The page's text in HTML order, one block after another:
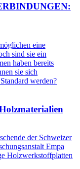
eine
sind sie ein
haben bereits
sie sich
werden?
der Schweizer
Empa
Holzwerkstoffplatten